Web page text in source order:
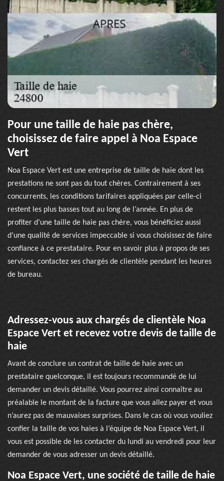
Pour une taille de haie pas chère,
choisissez de faire appel à Noa Espace
Vert
Noa Espace Vert est une entreprise de taille de haie dont les
prestations ne sont pas du tout chères. Contrairement à ses
concurrents, les conditions tarifaires appliquées par celle-ci
restent les plus basses tout au long de l’année. En plus de
profiter d’une taille de haie pas chère, vous bénéficiez aussi
d’une qualité de services impeccable si vous choisissez de faire
confiance à ce prestataire. Pour en savoir plus à propos de ses
services, contactez ses chargés de clientèle pendant les heures
de bureau.
Adressez-vous aux chargés de clientèle Noa
Espace Vert et recevez votre devis de taille de
haie
Avant de conclure un contrat de taille de haie avec un
prestataire quelconque, il est toujours recommandé de lui
demander un devis détaillé. Vous pourrez ainsi connaître au
préalable le montant de la facture que vous allez payer et vous
n’aurez pas de mauvaises surprises. Dans le cas où vous vouliez
confier la taille de vos haies à l’équipe de Noa Espace Vert, il
vous est possible de les contacter du lundi au vendredi pour leur
demander de vous adresser un devis détaillé.
Noa Espace Vert, une société de taille de haie